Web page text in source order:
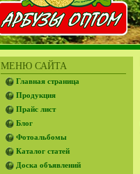
МЕНЮ САЙТА
Главная страница
Продукция
Прайс лист
Блог
Фотоальбомы
Каталог статей
Доска объявлений